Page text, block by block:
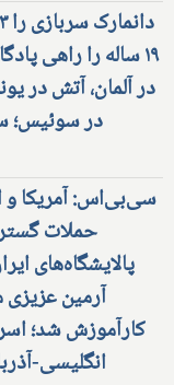
۱۹ ساله را راهی
در آلمان، آتش در
در سوئیس؛
سی‌بی‌اس: آمریکا و
حملات
پالایشگاه‌های
آرمین عزیزی
کارآموزش شد؛
انگلیسی-